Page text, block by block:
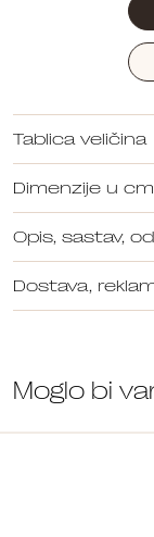
Tablica veličina
Dimenzije u cm
Opis, sastav,
Dostava,
Moglo bi